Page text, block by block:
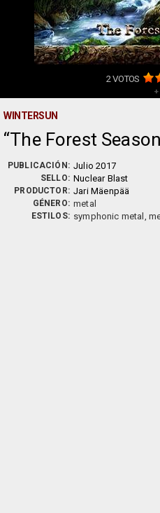
2VOTOS
+
WINTERSUN
The Forest
PUBLICACIÓN: Julio 2017
SELLO: Nuclear Blast
PRODUCTOR: Jari Mäenpää
GÉNERO: metal
ESTILOS: symphonic metal,